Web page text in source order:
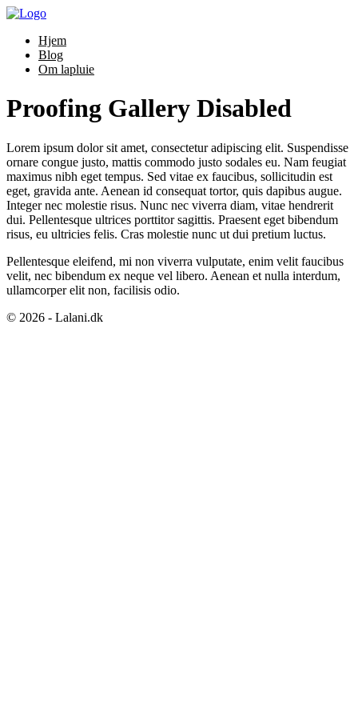
Hjem
Blog
Om lapluie
Proofing Gallery Disabled
Lorem ipsum dolor sit amet, consectetur adipiscing elit. Suspendisse
ornare congue justo, mattis commodo justo sodales eu. Nam feugiat
maximus nibh eget tempus. Sed vitae ex faucibus, sollicitudin est
eget, gravida ante. Aenean id consequat tortor, quis dapibus augue.
Integer nec molestie risus. Nunc nec viverra diam, vitae hendrerit
dui. Pellentesque ultrices porttitor sagittis. Praesent eget bibendum
risus, eu ultricies felis. Cras molestie nunc ut dui pretium luctus.
Pellentesque eleifend, mi non viverra vulputate, enim velit faucibus
velit, nec bibendum ex neque vel libero. Aenean et nulla interdum,
ullamcorper elit non, facilisis odio.
© 2026 - Lalani.dk